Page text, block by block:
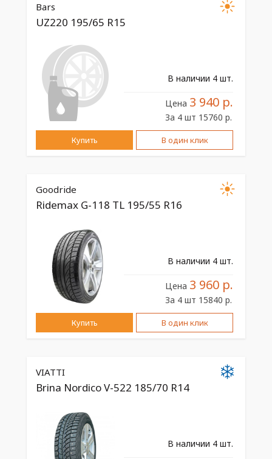
Bars
UZ220 195/65 R15
В наличии 4 шт.
Цена 3 940 р.
За 4 шт 15760 р.
Купить В один клик
Goodride
Ridemax G-118 TL 195/55 R16
В наличии 4 шт.
Цена 3 960 р.
За 4 шт 15840 р.
Купить В один клик
VIATTI
Brina Nordico V-522 185/70 R14
В наличии 4 шт.